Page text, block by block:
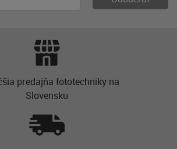
predajňa fototechniky na
Slovensku